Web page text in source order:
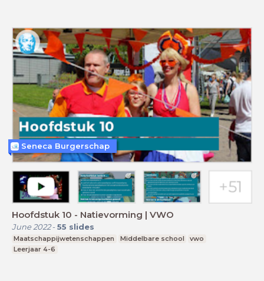
Hoofdstuk 10 - Natievorming | VWO
June 2022- 55 slides
Maatschappijwetenschappen Middelbare school
vwo
Leerjaar 4-6
Seneca Burgerschap